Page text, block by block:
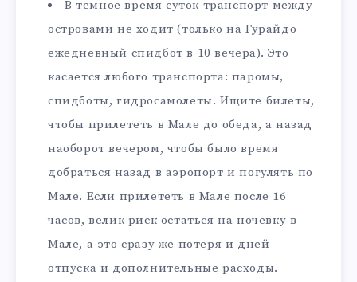
В темное время суток транспорт между
островами не ходит (только на Гурайдо
ежедневный спидбот в 10 вечера). Это
касается любого транспорта: паромы,
спидботы, гидросамолеты. Ищите билеты,
чтобы прилететь в Мале до обеда, а назад
наоборот вечером, чтобы было время
добраться назад в аэропорт и погулять по
Мале. Если прилететь в Мале после 16
часов, велик риск остаться на ночевку в
Мале, а это сразу же потеря и дней
отпуска и дополнительные расходы.